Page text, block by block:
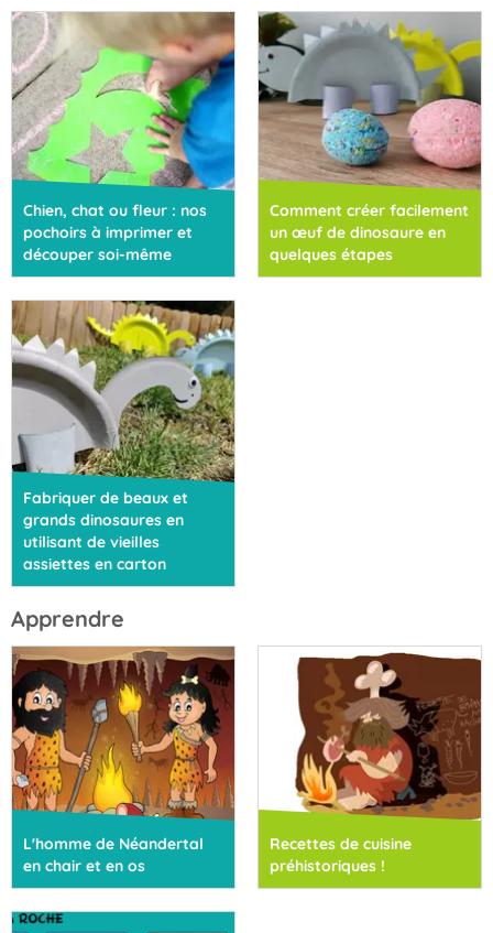
Chien, chat ou fleur : nos
pochoirs à imprimer et
découper soi-même
Comment créer facilement
un œuf de dinosaure en
quelques étapes
Fabriquer de beaux et
grands dinosaures en
utilisant de vieilles
assiettes en carton
Apprendre
L'homme de Néandertal
en chair et en os
Recettes de cuisine
préhistoriques !